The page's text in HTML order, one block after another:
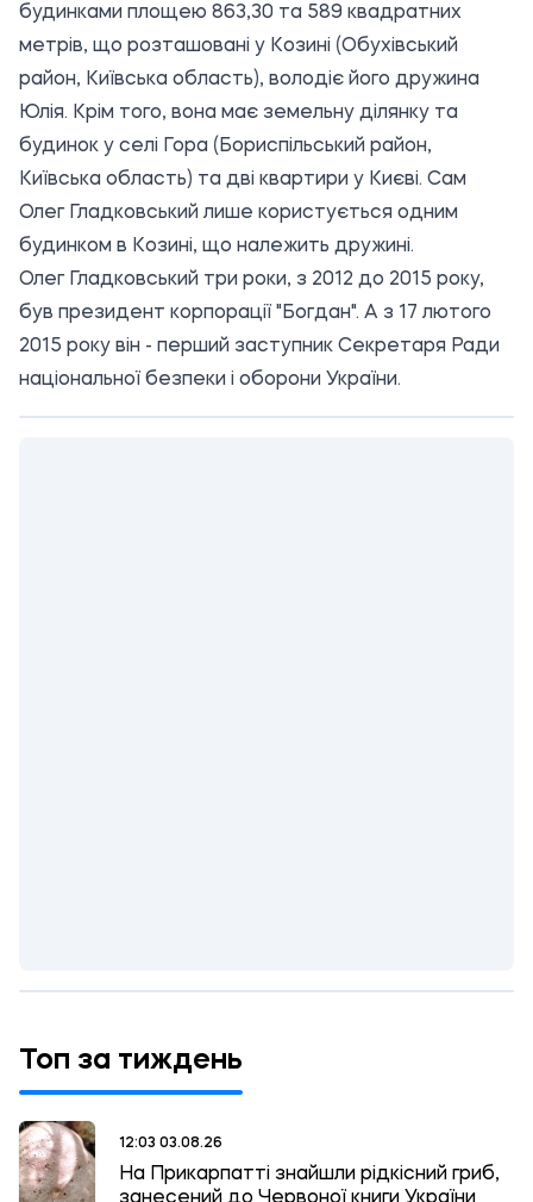
будинками площею 863,30 та 589 квадратних
метрів, що розташовані у Козині (Обухівський
район, Київська область), володіє його дружина
Юлія. Крім того, вона має земельну ділянку та
будинок у селі Гора (Бориспільський район,
Київська область) та дві квартири у Києві. Сам
Олег Гладковський лише користується одним
будинком в Козині, що належить дружині.
Олег Гладковський три роки, з 2012 до 2015 року,
був президент корпорації "Богдан". А з 17 лютого
2015 року він - перший заступник Секретаря Ради
національної безпеки і оборони України.
Топ за тиждень
12:03 03.08.26
На Прикарпатті знайшли рідкісний гриб,
занесений до Червоної книги України